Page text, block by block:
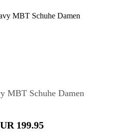
MBT Schuhe Damen
199.95